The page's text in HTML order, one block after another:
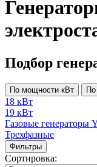
Подбор
По мощности кВт
18 кВт
19 кВт
Газовые генераторы
Трехфазные
Фильтры
Сортировка: